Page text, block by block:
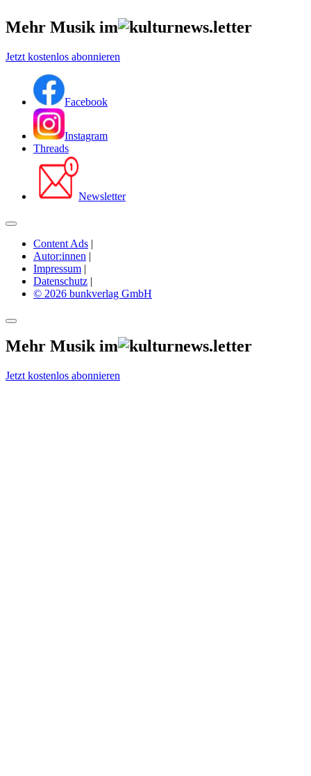
Mehr Musik im
Jetzt kostenlos abonnieren
Facebook
Instagram
Threads
Newsletter
Content Ads |
Autor:innen |
Impressum |
Datenschutz |
© 2026 bunkverlag GmbH
Mehr Musik im
Jetzt kostenlos abonnieren